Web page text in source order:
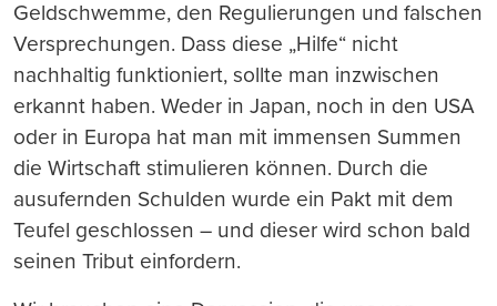
Geldschwemme, den Regulierungen und falschen
Versprechungen. Dass diese „Hilfe“ nicht
nachhaltig funktioniert, sollte man inzwischen
erkannt haben. Weder in Japan, noch in den USA
oder in Europa hat man mit immensen Summen
die Wirtschaft stimulieren können. Durch die
ausufernden Schulden wurde ein Pakt mit dem
Teufel geschlossen – und dieser wird schon bald
seinen Tribut einfordern.